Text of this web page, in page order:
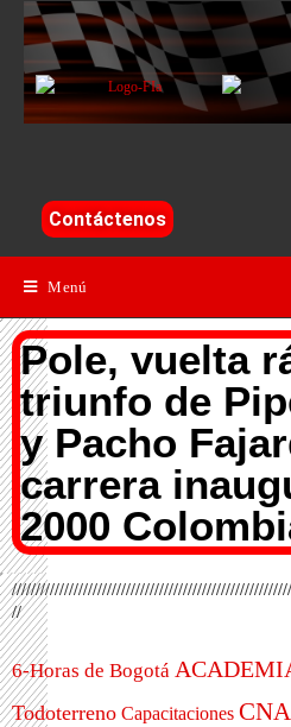
Contáctenos
Menú
Pole, vuelta
triunfo de
y Pacho
carrera
2000
//
6-Horas de Bogotá
Todoterreno Capacitaciones CNA